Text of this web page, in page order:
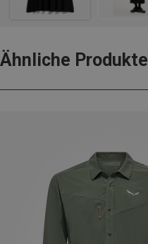
Ähnliche Produkte